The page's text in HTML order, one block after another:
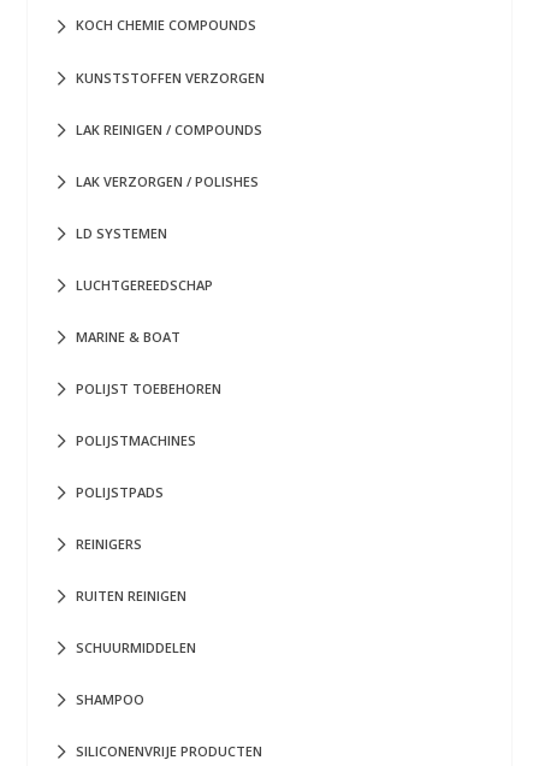
KOCH CHEMIE COMPOUNDS
KUNSTSTOFFEN VERZORGEN
LAK REINIGEN / COMPOUNDS
LAK VERZORGEN / POLISHES
LD SYSTEMEN
LUCHTGEREEDSCHAP
MARINE & BOAT
POLIJST TOEBEHOREN
POLIJSTMACHINES
POLIJSTPADS
REINIGERS
RUITEN REINIGEN
SCHUURMIDDELEN
SHAMPOO
SILICONENVRIJE PRODUCTEN